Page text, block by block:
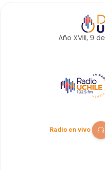
Año XVIII, 9 de
Radio en vivo